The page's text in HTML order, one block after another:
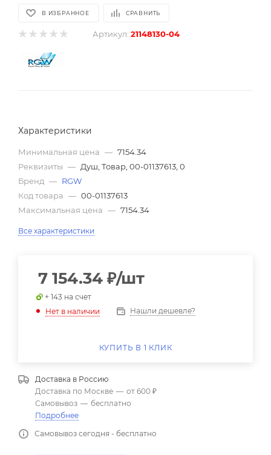
В ИЗБРАННОЕ СРАВНИТЬ
Артикул: 21148130-04
Характеристики
Минимальная цена — 7154.34
Реквизиты — Душ, Товар, 00-01137613, 0
Бренд — RGW
Код товара — 00-01137613
Максимальная цена — 7154.34
Все характеристики
7 154.34 ₽/шт
+ 143 на счет
Нет в наличии
Нашли дешевле?
КУПИТЬ В 1 КЛИК
Доставка в Россию
Доставка по Москве — от 600 ₽
Самовывоз — бесплатно
Подробнее
Самовывоз сегодня - бесплатно